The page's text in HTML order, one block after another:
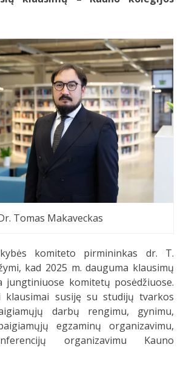
Tomas Makaveckas
komiteto pirmininkas dr. T.
kad 2025 m. dauguma klausimų
jungtiniuose komitetų posėdžiuose.
klausimai susiję su studijų tvarkos
darbų rengimu, gynimu,
egzaminų organizavimu,
organizavimu Kauno